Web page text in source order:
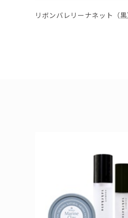
リボンバレリーナネット（黒